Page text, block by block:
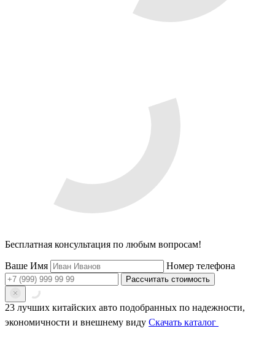
Бесплатная консультация по любым вопросам!
Ваше Имя Номер телефона
Рассчитать стоимость
23 лучших китайских авто подобранных по надежности,
экономичности и внешнему виду Скачать каталог